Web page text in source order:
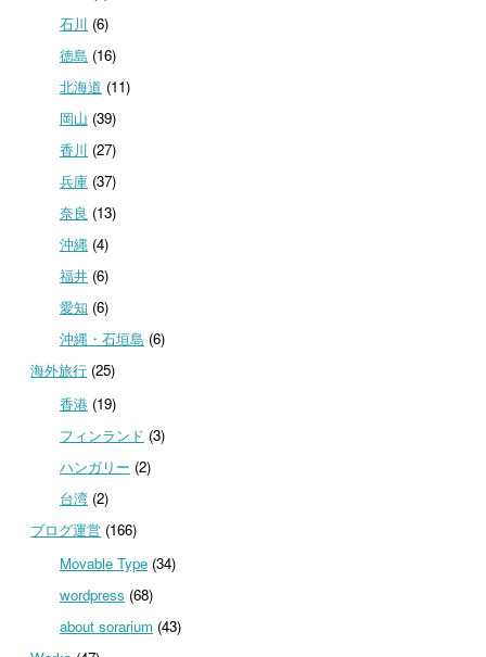
石川 (6)
徳島 (16)
北海道 (11)
岡山 (39)
香川 (27)
兵庫(37)
奈良 (13)
沖縄 (4)
福井(6)
愛知 (6)
沖縄・石垣島 (6)
海外旅行 (25)
香港(19)
フィンランド (3)
ハンガリー (2)
台湾(2)
ブログ運営 (166)
Movable Type(34)
wordpress (68)
about sorarium(43)